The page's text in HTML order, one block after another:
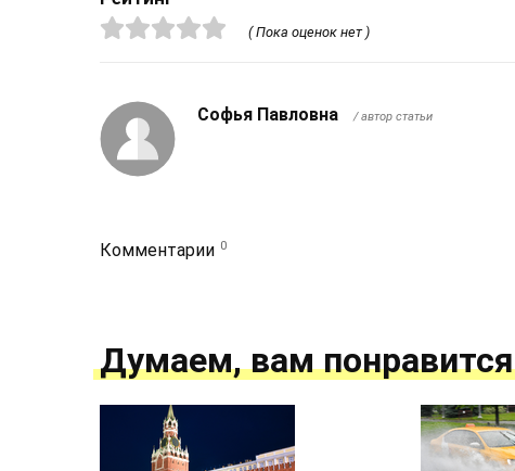
( Пока оценок нет )
Софья Павловна / автор статьи
Комментарии 0
Думаем, вам понравится